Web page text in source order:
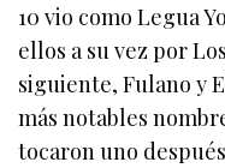
10 vio como Legua
ellos a su vez por
siguiente, Fulano y
más notables
tocaron uno